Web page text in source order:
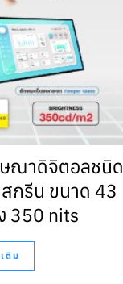
ษณาดิจิตอลชนิด
กรีน ขนาด 43
350 nits
ติม